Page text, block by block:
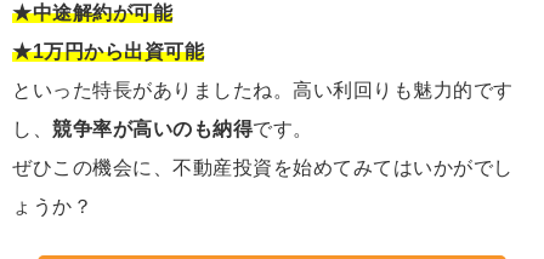
★中途解約が可能
★1万円から出資可能
といった特長がありましたね。高い利回りも魅力的です
し、 競争率が高いのも納得です。
ぜひこの機会に、不動産投資を始めてみてはいかがでし
ょうか？